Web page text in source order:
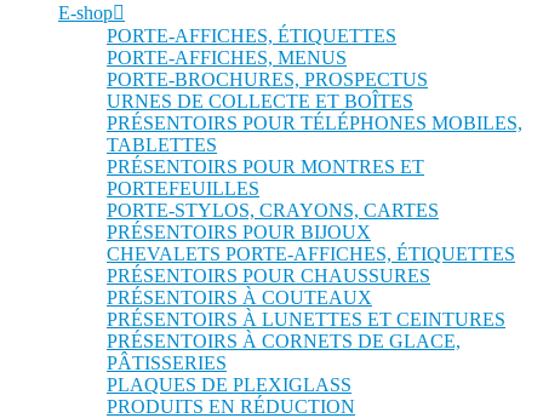
E-shop
PORTE-AFFICHES, ÉTIQUETTES
PORTE-AFFICHES, MENUS
PORTE-BROCHURES, PROSPECTUS
URNES DE COLLECTE ET BOÎTES
PRÉSENTOIRS POUR TÉLÉPHONES MOBILES,
TABLETTES
PRÉSENTOIRS POUR MONTRES ET
PORTEFEUILLES
PORTE-STYLOS, CRAYONS, CARTES
PRÉSENTOIRS POUR BIJOUX
CHEVALETS PORTE-AFFICHES, ÉTIQUETTES
PRÉSENTOIRS POUR CHAUSSURES
PRÉSENTOIRS À COUTEAUX
PRÉSENTOIRS À LUNETTES ET CEINTURES
PRÉSENTOIRS À CORNETS DE GLACE,
PÂTISSERIES
PLAQUES DE PLEXIGLASS
PRODUITS EN RÉDUCTION